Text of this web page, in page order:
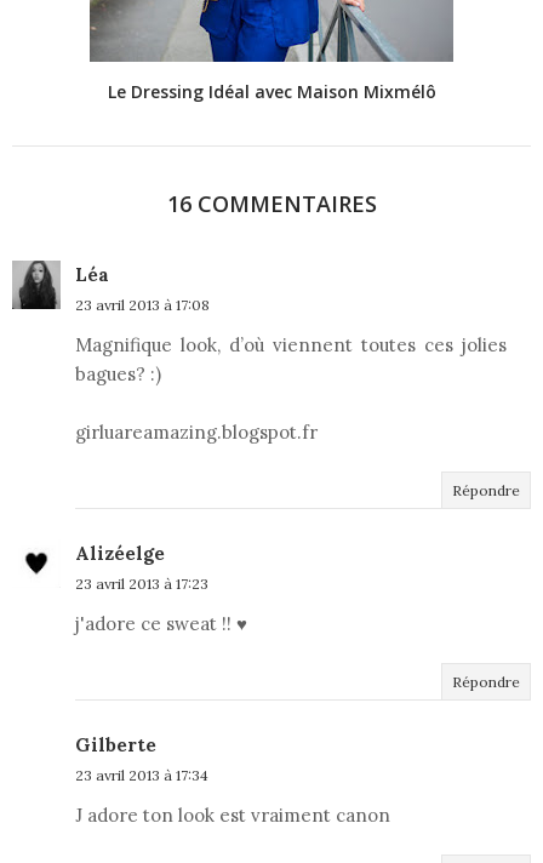
Le Dressing Idéal avec Maison Mixmélô
16 COMMENTAIRES
Léa
23 avril 2013 à 17:08
Magnifique look, d’où viennent toutes ces jolies
bagues? :)
girluareamazing.blogspot.fr
Répondre
Alizéelge
23 avril 2013 à 17:23
j'adore ce sweat !! ♥
Répondre
Gilberte
23 avril 2013 à 17:34
J adore ton look est vraiment canon